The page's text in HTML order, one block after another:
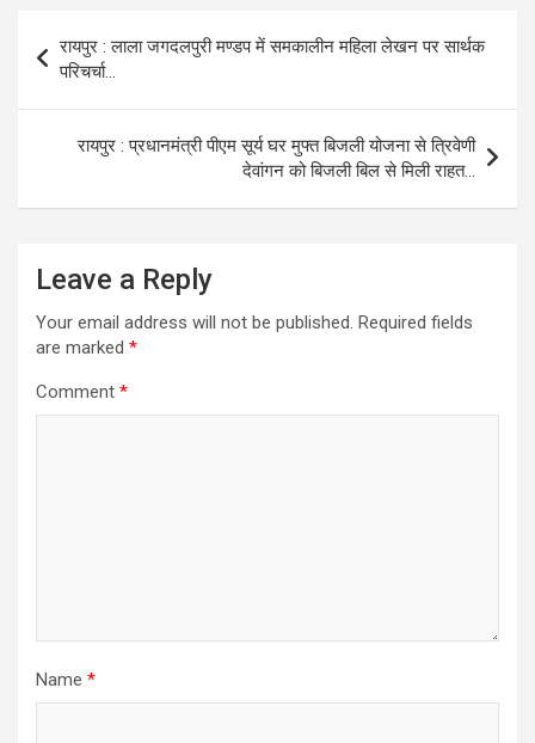
navigation
रायपुर : लाला जगदलपुरी मण्डप में समकालीन महिला लेखन पर सार्थक
परिचर्चा…
रायपुर : प्रधानमंत्री पीएम सूर्य घर मुफ्त बिजली योजना से त्रिवेणी
देवांगन को बिजली बिल से मिली राहत…
Leave a Reply
Your email address will not be published. Required fields
are marked *
Comment *
Name *